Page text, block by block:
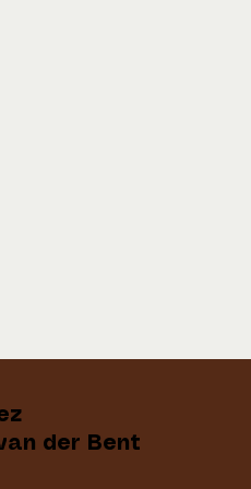
der Bent